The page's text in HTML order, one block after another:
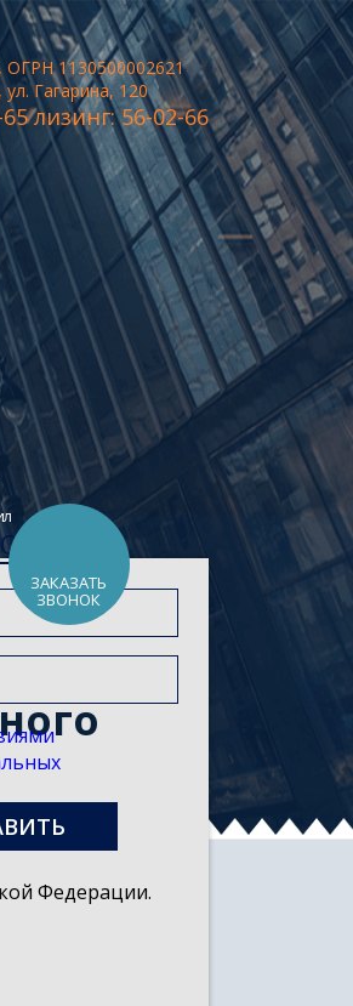
1130500002621
Гагарина, 120
лизинг: 56-02-66
ЗАКАЗАТЬ
ЗВОНОК
Федерации.